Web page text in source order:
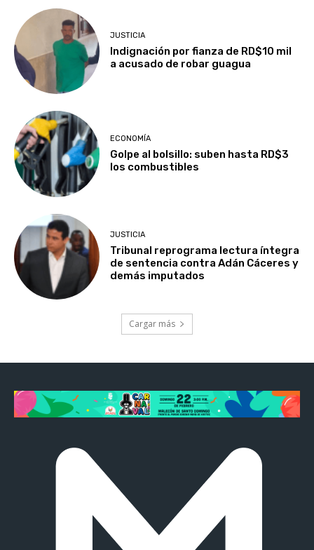
JUSTICIA
Indignación por fianza de RD$10 mil
a acusado de robar guagua
ECONOMÍA
Golpe al bolsillo: suben hasta RD$3
los combustibles
JUSTICIA
Tribunal reprograma lectura íntegra
de sentencia contra Adán Cáceres y
demás imputados
Cargar más